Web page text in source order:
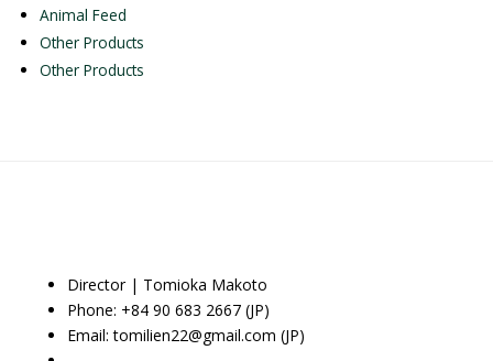
Animal Feed
Other Products
Other Products
Director | Tomioka Makoto
Phone: +84 90 683 2667 (JP)
Email: tomilien22@gmail.com (JP)